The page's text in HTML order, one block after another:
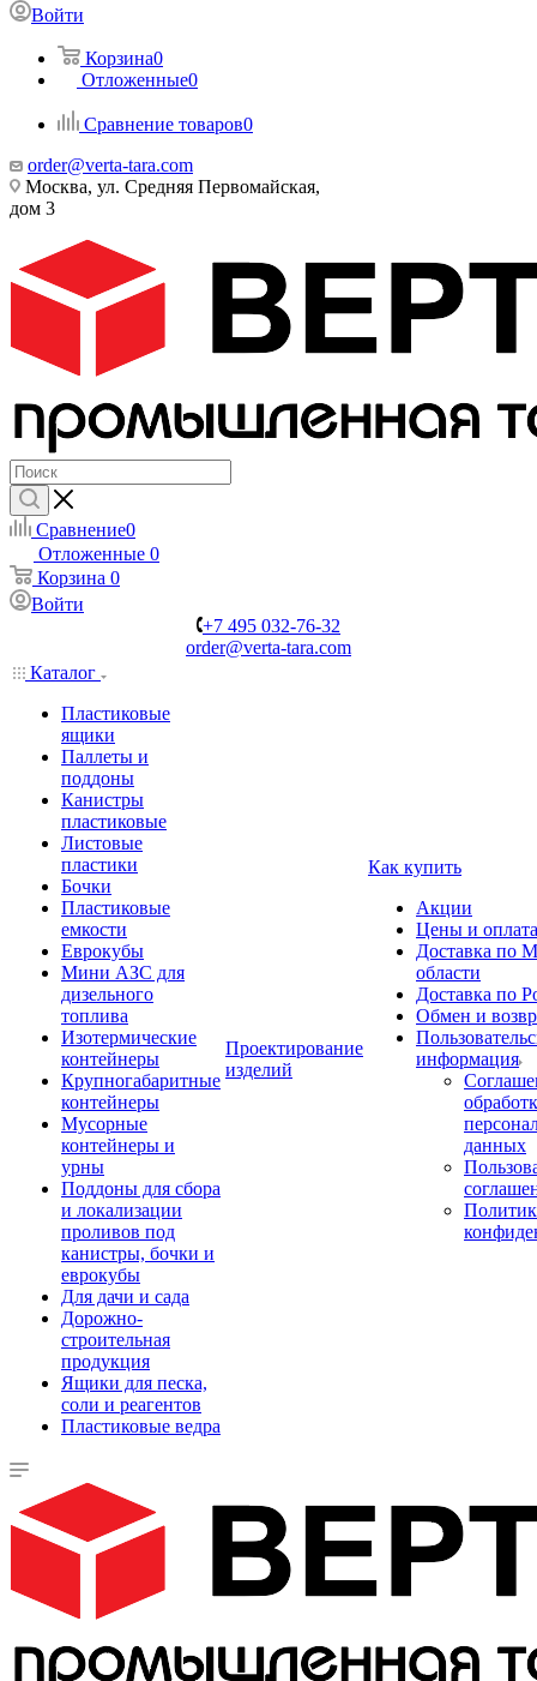
Войти
Корзина0
Отложенные0
Сравнение товаров0
order@verta-tara.com
Москва, ул. Средняя Первомайская,
дом 3
Сравнение0
Отложенные 0
Корзина 0
Войти
+7 495 032-76-32
order@verta-tara.com
Каталог
Пластиковые
ящики
Паллеты и
поддоны
Канистры
пластиковые
Листовые
пластики
Бочки
Пластиковые
емкости
Еврокубы
Мини АЗС для
дизельного
топлива
Изотермические
контейнеры
Крупногабаритные
контейнеры
Мусорные
контейнеры и
урны
Поддоны для сбора
и локализации
проливов под
канистры, бочки и
еврокубы
Для дачи и сада
Дорожно-
строительная
продукция
Ящики для песка,
соли и реагентов
Пластиковые ведра
Проектирование
изделий
Как купить
Акции
Цены и оплата
Доставка по
области
Доставка по
Обмен и
информация
данных